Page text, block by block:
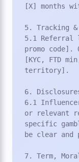
[X] months
5. Tracking
5.1 Referral
promo
[KYC, FTD
territory].
6.
6.1 Influencer
or relevant
specific
be clear and
7. Term,